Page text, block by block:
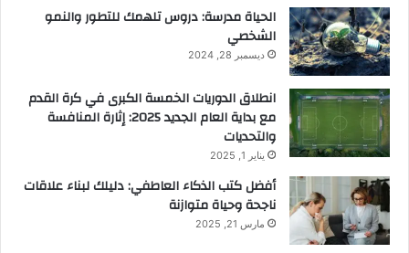
الحياة مدرسة: دروس تلهمك للتطور والنمو
الشخصي
ديسمبر 28, 2024
انطلاق الدوريات الخمسة الكبرى في كرة القدم
مع بداية العام الجديد 2025: إثارة المنافسة
والتحديات
يناير 1, 2025
أفضل كتب الذكاء العاطفي: دليلك لبناء علاقات
ناجحة وحياة متوازنة
مارس 21, 2025